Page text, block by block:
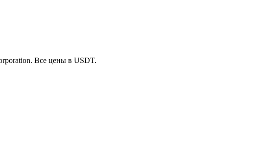
Все цены в USDT.